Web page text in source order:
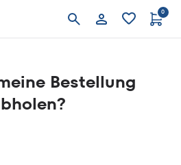
Anmelden
0
Bestellung